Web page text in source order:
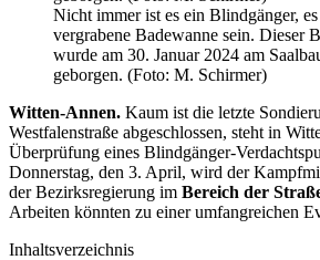
Nicht immer ist es ein Blindgänger,
vergrabene Badewanne sein. Dieser
wurde am 30. Januar 2024 am
geborgen. (Foto: M. Schirmer)
Witten-Annen. Kaum ist die letzte
Westfalenstraße abgeschlossen, steht in
Überprüfung eines Blindgänger-
Donnerstag, den 3. April, wird der
der Bezirksregierung im Bereich der
Arbeiten könnten zu einer umfangreichen
Inhaltsverzeichnis